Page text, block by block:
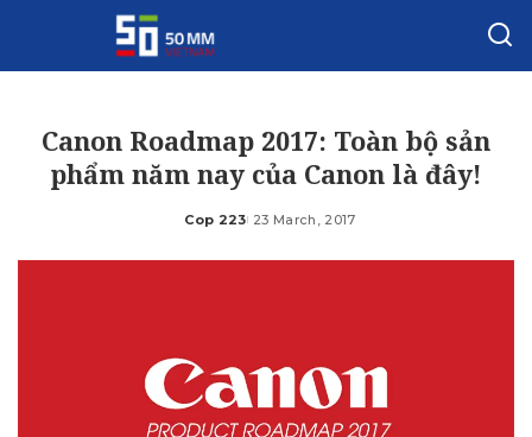
Canon Roadmap 2017: Toàn bộ sản
phẩm năm nay của Canon là đây!
Posted
Cop 223 23 March, 2017